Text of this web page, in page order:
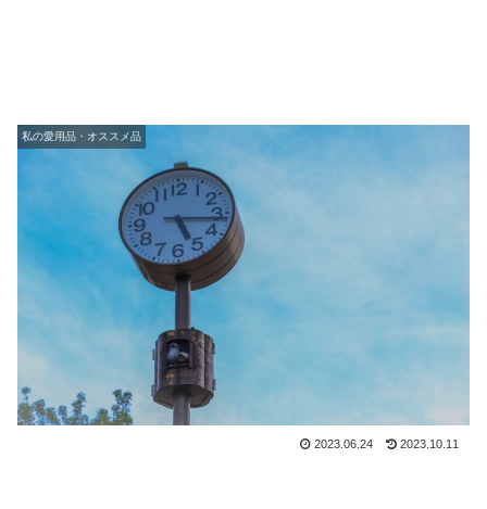
私の愛用品・オススメ品
2023.06.24 2023.10.11